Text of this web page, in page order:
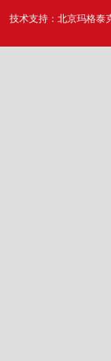
技术支持： 北京玛格泰